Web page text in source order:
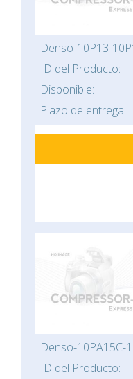
Denso-10P13-
ID del Producto:
Disponible:
Plazo de entrega:
Denso-10PA15C-
ID del Producto: